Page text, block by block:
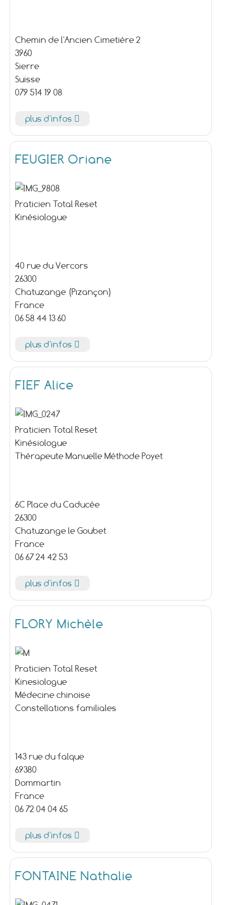
Chemin de l'Ancien Cimetière 2
3960
Sierre
Suisse
079 514 19 08
plus d'infos
FEUGIER Oriane
Praticien Total Reset
Kinésiologue
40 rue du Vercors
26300
Chatuzange (Pizançon)
France
06 58 44 13 60
plus d'infos
FIEF Alice
Praticien Total Reset
Kinésiologue
Thérapeute Manuelle Méthode Poyet
6C Place du Caducée
26300
Chatuzange le Goubet
France
06 67 24 42 53
plus d'infos
FLORY Michèle
Praticien Total Reset
Kinesiologue
Médecine chinoise
Constellations familiales
143 rue du falque
69380
Dommartin
France
06 72 04 04 65
plus d'infos
FONTAINE Nathalie